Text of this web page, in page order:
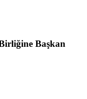
Başkan